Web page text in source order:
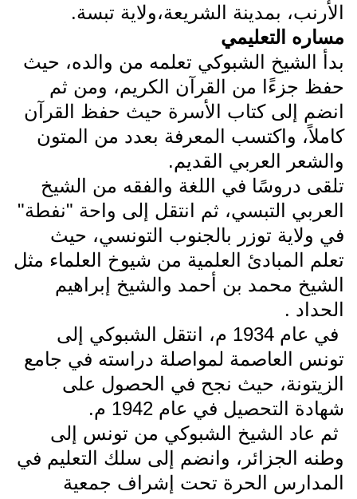
الأرنب، بمدينة الشريعة،ولاية تبسة.
مساره التعليمي
بدأ
الشيخ الشبوكي تعلمه من والده، حيث
حفظ جزءًا من القرآن الكريم، ومن ثم
انضم إلى كتاب الأسرة حيث حفظ القرآن
كاملاً، واكتسب المعرفة بعدد من المتون
والشعر العربي القديم.
تلقى دروسًا في اللغة والفقه من الشيخ
العربي التبسي، ثم انتقل إلى واحة "نفطة"
في ولاية توزر بالجنوب التونسي، حيث
تعلم المبادئ العلمية من شيوخ العلماء مثل
الشيخ محمد بن أحمد والشيخ إبراهيم
الحداد .
في عام 1934 م، انتقل الشبوكي إلى
تونس العاصمة لمواصلة دراسته في جامع
الزيتونة، حيث نجح في الحصول على
شهادة التحصيل في عام 1942 م.
ثم عاد الشيخ الشبوكي من تونس إلى
وطنه الجزائر، وانضم إلى سلك التعليم في
المدارس الحرة تحت إشراف جمعية